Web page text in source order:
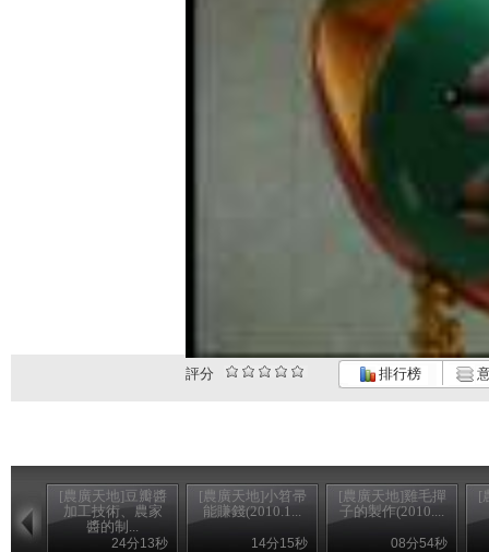
評分 排行榜
[農廣天地]豆瓣醬
加工技術、農家
醬的制...
24分13秒
[農廣天地]小笤帚
能賺錢(2010.1...
14分15秒
[農廣天地]雞毛撣
子的製作(2010....
08分54秒
[